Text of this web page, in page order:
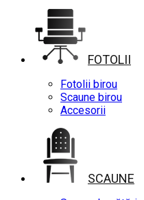
FOTOLII
Fotolii birou
Scaune birou
Accesorii
SCAUNE